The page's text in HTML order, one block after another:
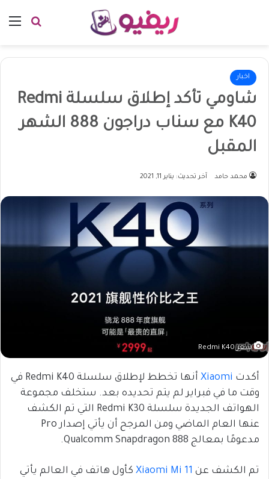
بحث
اخبار
شاومي تأكد إطلاق سلسلة Redmi
K40 مع سناب دراجون 888 الشهر
المقبل
محمد حامد آخر تحديث: يناير 11, 2021
سعر Redmi K40
أكدت Xiaomi
أنها تخطط لإطلاق سلسلة Redmi K40 في
وقت ما في فبراير لم يتم تحديده بعد. ستخلف مجموعة
الهواتف الجديدة سلسلة Redmi K30 التي تم الكشف
عنها العام الماضي ومن المرجح أن يأتي إصدار Pro
مدعومًا بمعالج Qualcomm Snapdragon 888.
تم الكشف عن Xiaomi Mi 11 كأول هاتف في العالم يأتي